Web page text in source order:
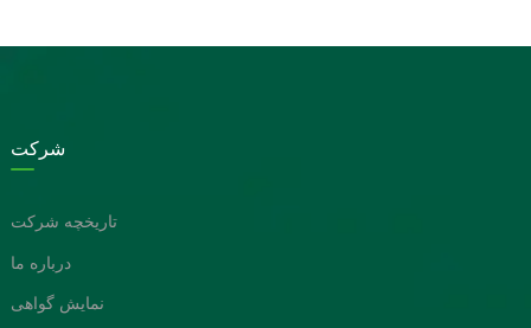
شرکت
تاریخچه شرکت
درباره ما
نمایش گواهی